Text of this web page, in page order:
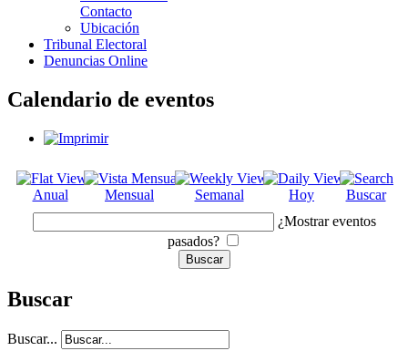
Contacto
Ubicación
Tribunal Electoral
Denuncias Online
Calendario de eventos
Anual Mensual Semanal Hoy
Buscar
¿Mostrar eventos
pasados?
Buscar
Buscar...